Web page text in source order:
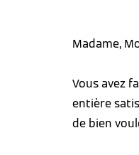
Madame,
Vous avez
entière
de bien